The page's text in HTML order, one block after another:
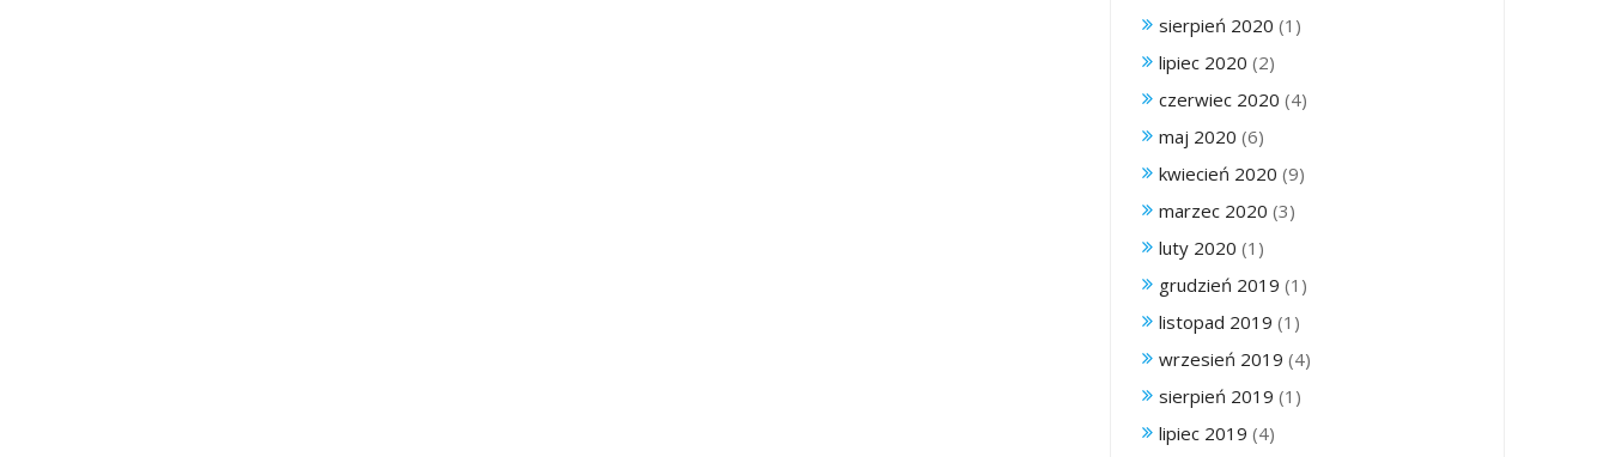
sierpień 2020 (1)
lipiec 2020 (2)
czerwiec 2020 (4)
maj 2020 (6)
kwiecień 2020 (9)
marzec 2020 (3)
luty 2020 (1)
grudzień 2019 (1)
listopad 2019 (1)
wrzesień 2019 (4)
sierpień 2019 (1)
lipiec 2019 (4)